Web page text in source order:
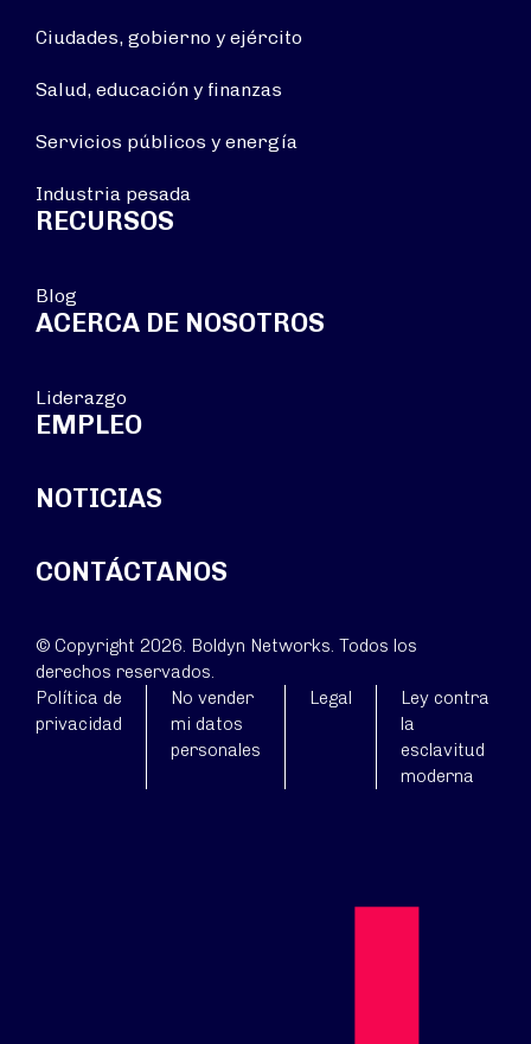
Ciudades, gobierno y ejército
Salud, educación y finanzas
Servicios públicos y energía
Industria pesada
RECURSOS
Blog
ACERCA DE NOSOTROS
Liderazgo
EMPLEO
NOTICIAS
CONTÁCTANOS
© Copyright 2026. Boldyn Networks. Todos los
derechos reservados.
Política de
privacidad
No vender
mi datos
personales
Legal
Ley contra
la
esclavitud
moderna